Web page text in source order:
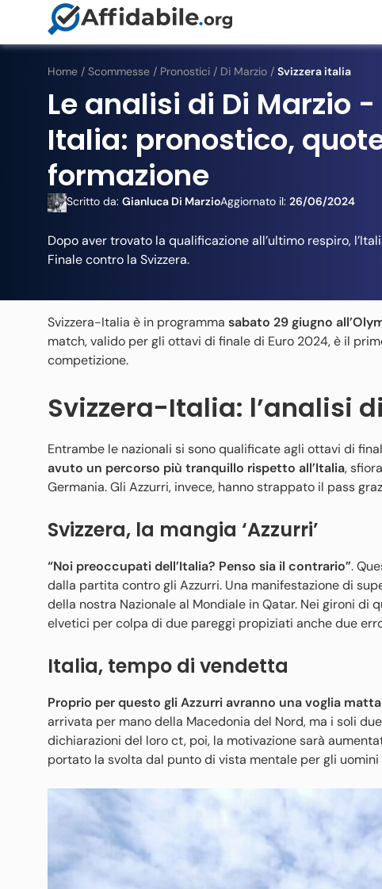
Home / Scommesse / Pronostici / Di Marzio / Svizzera italia
Le analisi di Di Marzio -
Italia: pronostico,
formazione
Scritto da: Gianluca Di MarzioAggiornato il: 26/06/2024
Dopo aver trovato la qualificazione all’ultimo respiro,
Finale contro la Svizzera.
Svizzera-Italia è in programma sabato 29 giugno
match, valido per gli ottavi di finale di Euro 2024, è il
competizione.
Svizzera-Italia: l’analisi
Entrambe le nazionali si sono qualificate agli ottavi di
avuto un percorso più tranquillo rispetto all’Italia,
Germania. Gli Azzurri, invece, hanno strappato il pass
Svizzera, la mangia ‘Azzurri’
“Noi preoccupati dell’Italia? Penso sia il contrario”.
dalla partita contro gli Azzurri. Una manifestazione di
della nostra Nazionale al Mondiale in Qatar. Nei gironi
elvetici per colpa di due pareggi propiziati anche due
Italia, tempo di vendetta
Proprio per questo gli Azzurri avranno una voglia
arrivata per mano della Macedonia del Nord, ma i soli
dichiarazioni del loro ct, poi, la motivazione sarà
portato la svolta dal punto di vista mentale per gli